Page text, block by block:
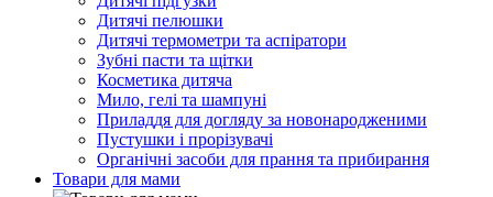
Дитячі пелюшки
Дитячі термометри та аспіратори
Зубні пасти та щітки
Косметика дитяча
Мило, гелі та шампуні
Приладдя для догляду за новонародженими
Пустушки і прорізувачі
Органічні засоби для прання та прибирання
Товари для мами